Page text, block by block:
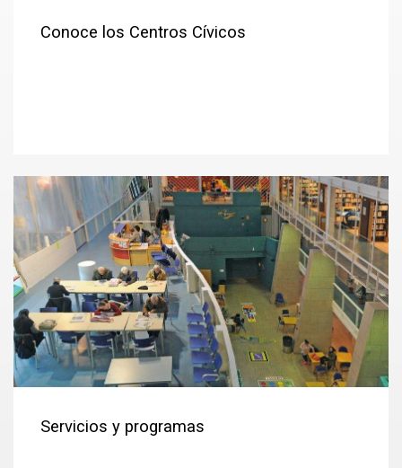
Conoce los Centros Cívicos
Servicios y programas